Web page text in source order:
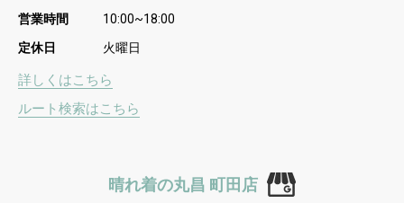
営業時間 10:00~18:00
定休日 火曜日
詳しくはこちら
ルート検索はこちら
晴れ着の丸昌 町田店